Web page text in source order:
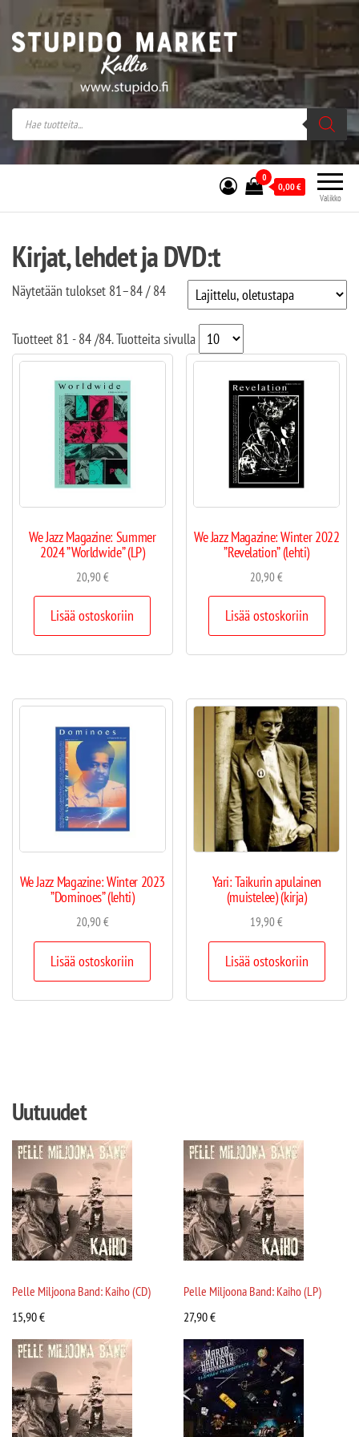
Stupido Market – verkossa ja kivijalassa
Stupido Market on vaihtoehtomusaan
erikoistunut verkko- sekä
kivijalkakauppa Helsingissä Kallion
sydämessä.
Valikko
0
0,00€
Kirjat, lehdet ja DVD:t
Näytetään tulokset 81–84 / 84
Tuotteet 81 - 84/84. Tuotteita sivulla
We Jazz Magazine: Summer
2024 ”Worldwide” (LP)
20,90€
Lisää ostoskoriin
We Jazz Magazine: Winter 2022
”Revelation” (lehti)
20,90€
Lisää ostoskoriin
We Jazz Magazine: Winter 2023
”Dominoes” (lehti)
20,90€
Lisää ostoskoriin
Yari: Taikurin apulainen
(muistelee) (kirja)
19,90€
Lisää ostoskoriin
Uutuudet
Pelle Miljoona Band: Kaiho (CD)
15,90€
Pelle Miljoona Band: Kaiho (LP)
27,90€